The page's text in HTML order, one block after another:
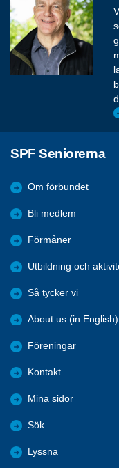
SPF Seniorerna
Om förbundet
Bli medlem
Förmåner
Utbildning och
Så tycker vi
About us (in English)
Föreningar
Kontakt
Mina sidor
Sök
Lyssna